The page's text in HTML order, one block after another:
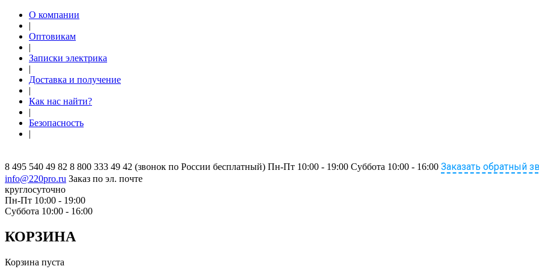
О компании
|
Оптовикам
|
Записки электрика
|
Доставка и получение
|
Как нас найти?
|
Безопасность
|
8 495 540 49 82 8 800 333 49 42 (звонок по России бесплатный) Пн-Пт 10:00 - 19:00 Суббота 10:00 - 16:00 Заказать обратный
info@220pro.ru Заказ по эл. почте
круглосуточно
Пн-Пт 10:00 - 19:00
Суббота 10:00 - 16:00
КОРЗИНА
Корзина пуста